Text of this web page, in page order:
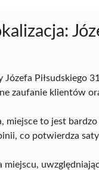
Piłsudskiego
zaufanie klientów
miejsce to jest
co potwierdza
miejscu,